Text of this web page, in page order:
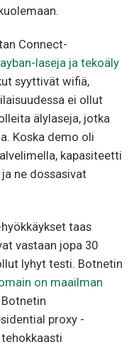
Connect-
laseja ja tekoäly
syyttivät wifiä,
ei ollut
älylaseja, jotka
Koska demo oli
kapasiteetti
ne dossasivat
taas
vastaan jopa 30
lyhyt testi. Botnetin
on maailman
proxy -